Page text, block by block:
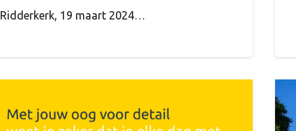
Ridderkerk, 19 maart 2024…